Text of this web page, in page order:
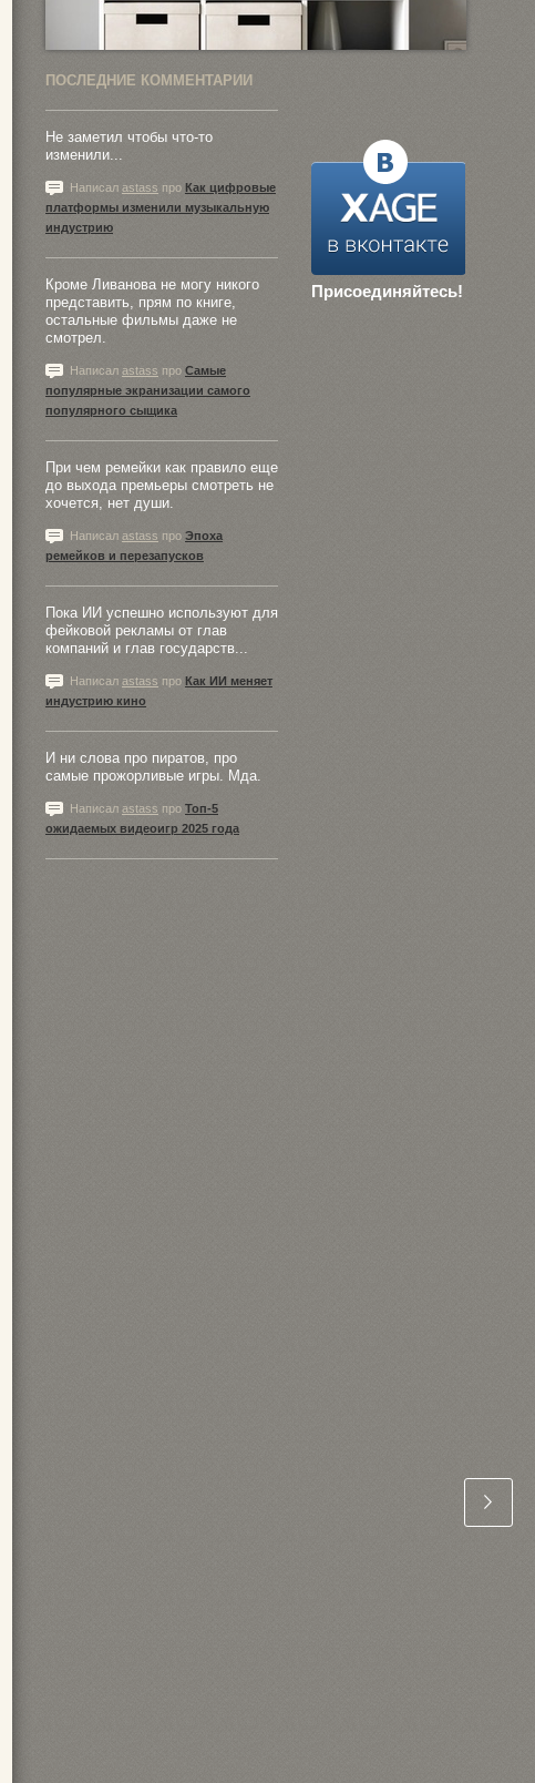
ПОСЛЕДНИЕ КОММЕНТАРИИ
Присоединяйтесь!
Не заметил чтобы что-то
изменили...
Написал astass про Как цифровые
платформы изменили музыкальную
индустрию
Кроме Ливанова не могу никого
представить, прям по книге,
остальные фильмы даже не
смотрел.
Написал astass про Самые
популярные экранизации самого
популярного сыщика
При чем ремейки как правило еще
до выхода премьеры смотреть не
хочется, нет души.
Написал astass про Эпоха
ремейков и перезапусков
Пока ИИ успешно используют для
фейковой рекламы от глав
компаний и глав государств...
Написал astass про Как ИИ меняет
индустрию кино
И ни слова про пиратов, про
самые прожорливые игры. Мда.
Написал astass про Топ-5
ожидаемых видеоигр 2025 года